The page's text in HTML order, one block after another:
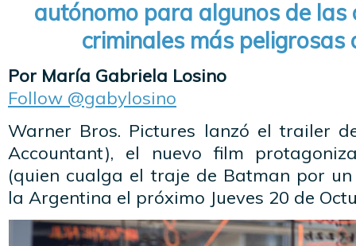
autónomo para algunos de las
criminales más peligrosas
Por María Gabriela Losino
Follow @gabylosino
Warner Bros. Pictures lanzó el trailer
Accountant), el nuevo film
(quien cualga el traje de Batman por
la Argentina el próximo Jueves 20 de